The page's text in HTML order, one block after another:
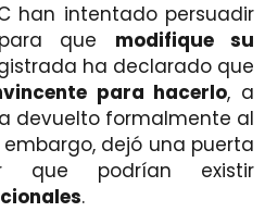
han intentado persuadir
que modifique su
ha declarado que
para hacerlo, a
devuelto formalmente al
dejó una puerta
que podrían existir
.